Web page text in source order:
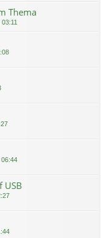
Thema
USB